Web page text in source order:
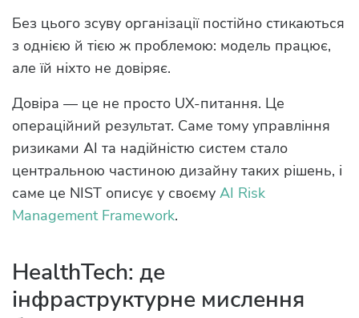
Без цього зсуву організації постійно стикаються
з однією й тією ж проблемою: модель працює,
але їй ніхто не довіряє.
Довіра — це не просто UX-питання. Це
операційний результат. Саме тому управління
ризиками AI та надійністю систем стало
центральною частиною дизайну таких рішень, і
саме це NIST описує у своєму AI Risk
Management Framework.
HealthTech: де
інфраструктурне мислення